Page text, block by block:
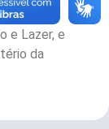
e Lazer, e
da